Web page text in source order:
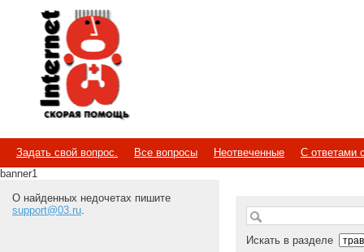
Internet
Скорая помощь
Задать свой вопрос. Все вопросы Неотвеченные
С ответами
banner1
О найденных недочетах пишите
support@03.ru.
Искать в разделе